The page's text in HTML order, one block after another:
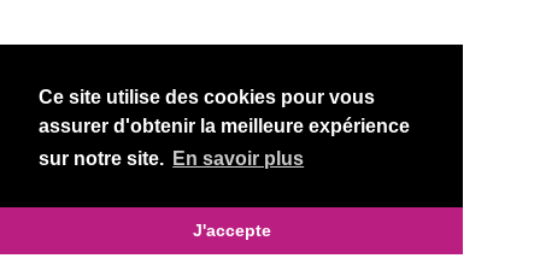
Ce site utilise des cookies pour vous
assurer d'obtenir la meilleure expérience
sur notre site. En savoir plus
J'accepte
BlackAndBeauties RussianKisses